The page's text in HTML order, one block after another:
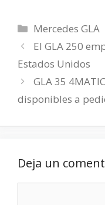
Categorías
Mercedes GLA
El GLA 250
Estados Unidos
GLA 35
disponibles a
Deja un